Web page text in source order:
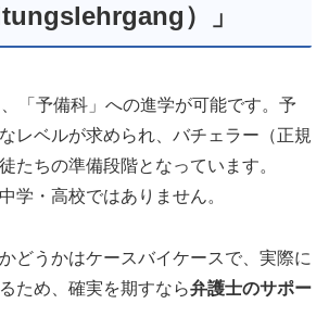
）」
「予備科」への進学が可能です。予
レベルが求められ、バチェラー（正規
たちの準備段階となっています。
学・高校ではありません。
どうかはケースバイケースで、実際に
ため、確実を期すなら弁護士のサポー